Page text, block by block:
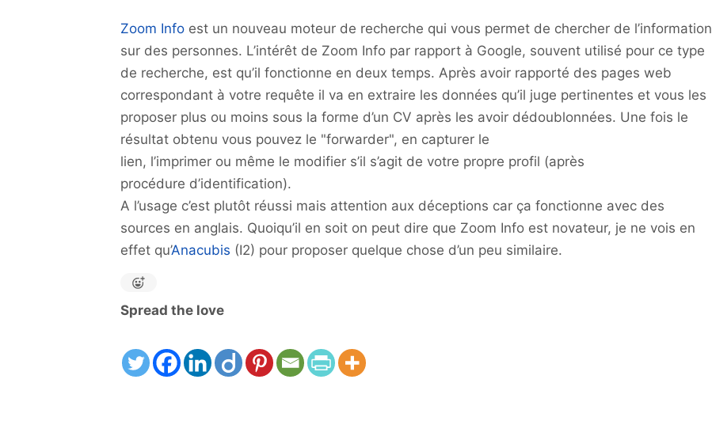
Zoom Info est un nouveau moteur de recherche qui vous permet de chercher de l’information
sur des personnes. L’intérêt de Zoom Info par rapport à Google, souvent utilisé pour ce type
de recherche, est qu’il fonctionne en deux temps. Après avoir rapporté des pages web
correspondant à votre requête il va en extraire les données qu’il juge pertinentes et vous les
proposer plus ou moins sous la forme d’un CV après les avoir dédoublonnées. Une fois le
résultat obtenu vous pouvez le "forwarder", en capturer le
lien, l’imprimer ou même le modifier s’il s’agit de votre propre profil (après
procédure d’identification).
A l’usage c’est plutôt réussi mais attention aux déceptions car ça fonctionne avec des
sources en anglais. Quoiqu’il en soit on peut dire que Zoom Info est novateur, je ne vois en
effet qu’Anacubis (I2) pour proposer quelque chose d’un peu similaire.
Spread the love